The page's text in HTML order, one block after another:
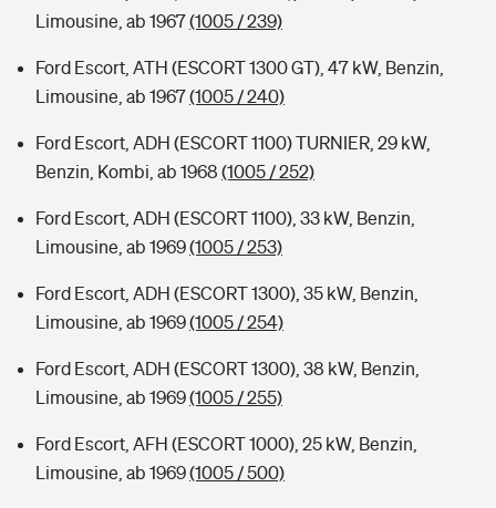
Limousine, ab 1967(1005 / 239)
Ford Escort, ATH (ESCORT 1300 GT), 47 kW, Benzin,
Limousine, ab 1967(1005 / 240)
Ford Escort, ADH (ESCORT 1100) TURNIER, 29 kW,
Benzin, Kombi, ab 1968 (1005 / 252)
Ford Escort, ADH (ESCORT 1100), 33 kW, Benzin,
Limousine, ab 1969(1005 / 253)
Ford Escort, ADH (ESCORT 1300), 35 kW, Benzin,
Limousine, ab 1969(1005 / 254)
Ford Escort, ADH (ESCORT 1300), 38 kW, Benzin,
Limousine, ab 1969(1005 / 255)
Ford Escort, AFH (ESCORT 1000), 25 kW, Benzin,
Limousine, ab 1969(1005 / 500)